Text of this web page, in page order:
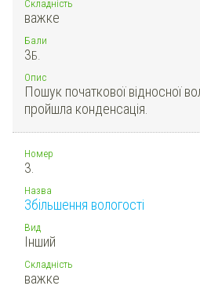
Складність
важке
Бали
3Б.
Опис
Пошук початкової відносної
пройшла конденсація.
Номер
3.
Назва
Збільшення вологості
Вид
Інший
Складність
важке